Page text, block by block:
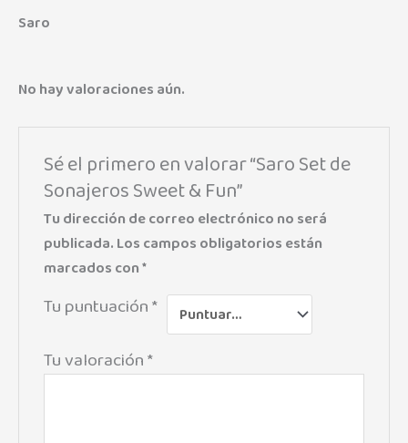
Saro
No hay valoraciones aún.
Sé el primero en valorar “Saro Set de
Sonajeros Sweet & Fun”
Tu dirección de correo electrónico no será
publicada.Los campos obligatorios están
marcados con*
Tu puntuación*
Tu valoración*